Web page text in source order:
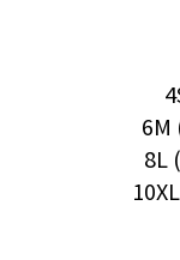
6M
8L
10XL